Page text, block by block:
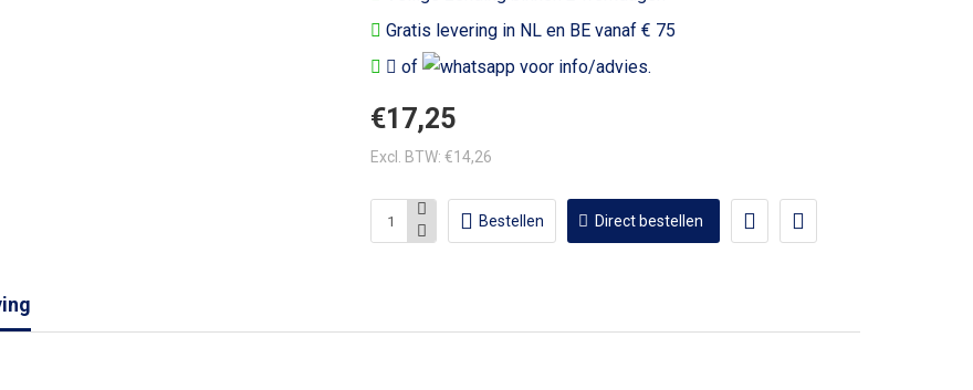
Gratis levering in NL en BE vanaf € 75
of
voor info/advies.
€17,25
Excl. BTW: €14,26
Bestellen Direct bestellen